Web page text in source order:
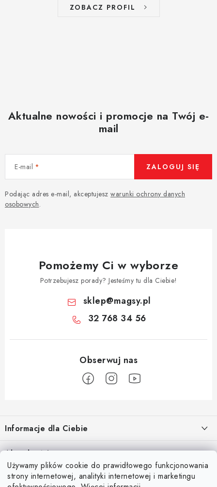
Używamy plików cookie do prawidłowego funkcjonowania
strony internetowej, analityki internetowej i marketingu
ZOBACZ PROFIL
Aktualne nowości i promocje na Twój e-
mail
E-mail
Podając adres e-mail, akceptujesz warunki ochrony danych
osobowych.
ZALOGUJ SIĘ
Pomożemy Ci w wyborze
Potrzebujesz porady? Jesteśmy tu dla Ciebie!
sklep@magsy.pl
32 768 34 56
o
p
Informacje dla Ciebie
O nas
Regulamin e-sklepu
Ochrona danych osobowych
Aktualności
Odkryj magię kieszeni magnetycznych
15.4.2025
Facebook